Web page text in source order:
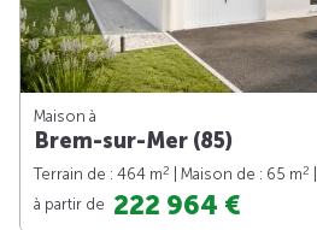
Maison à
Brem-sur-Mer (85)
Terrain de : 464 m2 | Maison de : 65 m2
à partir de 222 964 €